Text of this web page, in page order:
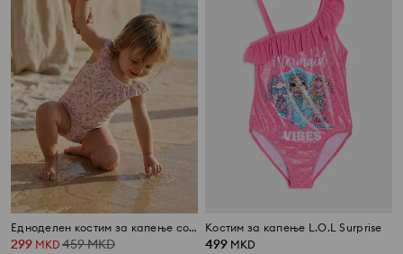
Едноделен костим за капење со заштита од сонце и цветен мотив
299 MKD 459MKD
Костим за капење L.O.L Surprise
499 MKD